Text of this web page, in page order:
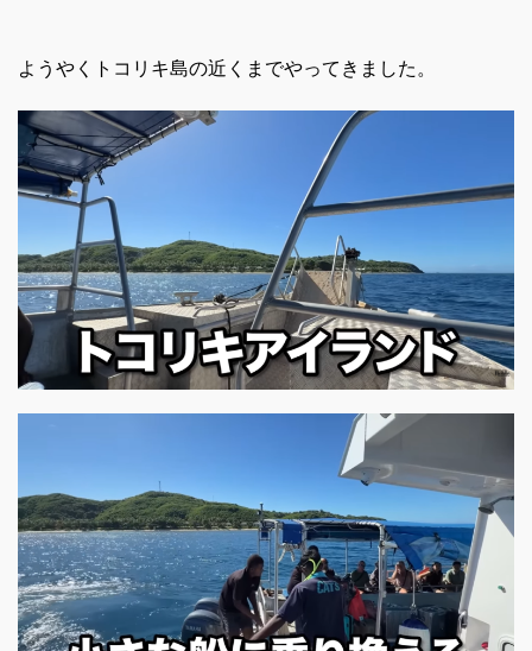
ようやくトコリキ島の近くまでやってきました。